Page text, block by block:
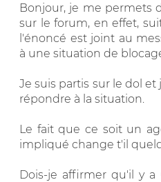
Bonjour, je me permets
sur le forum, en effet,
l'énoncé est joint au
à une situation de
Je suis partis sur le dol
répondre à la situation.
Le fait que ce soit un
impliqué change t'il
Dois-je affirmer qu'il y